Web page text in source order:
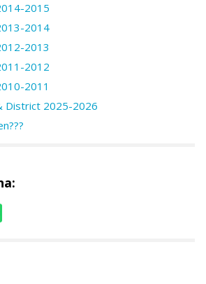
2015
2014
2013
2012
2011
District 2025-2026